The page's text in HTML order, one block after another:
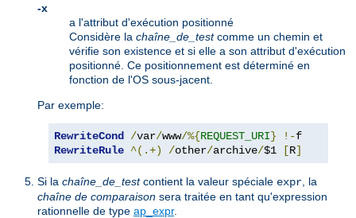
-x
a l'attribut d'exécution positionné
Considère la chaîne_de_testcomme un chemin et
vérifie son existence et si elle a son attribut d'exécution
positionné. Ce positionnement est déterminé en
fonction de l'OS sous-jacent.
Par exemple:
RewriteCond /var/www/%{REQUEST_URI} !-
RewriteRule ^(.+) /other/archive/$1 [R]
Si la chaîne_de_testcontient la valeur spéciale expr , la
chaîne de comparaison sera traitée en tant qu'expression
rationnelle de type ap_expr.